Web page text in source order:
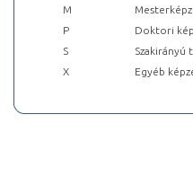
M
P
Doktori
S
Szakirányú
X
Egyéb